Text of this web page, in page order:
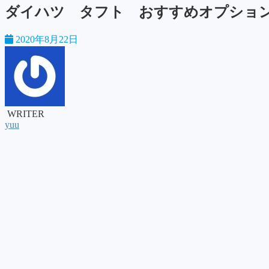
ダイハツ タフト おすすめオプショ
2020年8月22日
WRITER
yuu